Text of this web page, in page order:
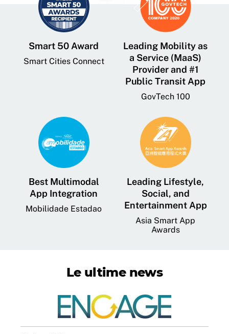
Smart 50 Award
Smart Cities Connect
Leading Mobility as
a Service (MaaS)
Provider and #1
Public Transit App
GovTech 100
Best Multimodal
App Integration
Mobilidade Estadao
Leading Lifestyle,
Social, and
Entertainment App
Asia Smart App
Awards
Le ultime news